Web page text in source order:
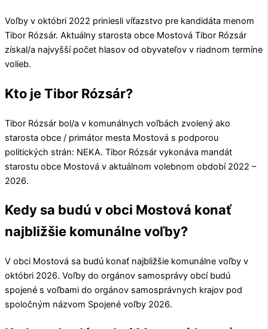
Voľby v októbri 2022 priniesli víťazstvo pre kandidáta menom
Tibor Rózsár. Aktuálny starosta obce Mostová Tibor Rózsár
získal/a najvyšší počet hlasov od obyvateľov v riadnom termíne
volieb.
Kto je Tibor Rózsár?
Tibor Rózsár bol/a v komunálnych voľbách zvolený ako
starosta obce / primátor mesta Mostová s podporou
politických strán: NEKA. Tibor Rózsár vykonáva mandát
starostu obce Mostová v aktuálnom volebnom období 2022 –
2026.
Kedy sa budú v obci Mostová konať
najbližšie komunálne voľby?
V obci Mostová sa budú konať najbližšie komunálne voľby v
októbri 2026. Voľby do orgánov samosprávy obcí budú
spojené s voľbami do orgánov samosprávnych krajov pod
spoločným názvom Spojené voľby 2026.